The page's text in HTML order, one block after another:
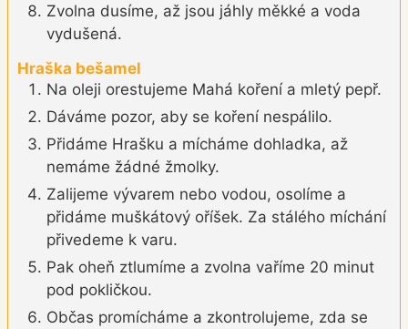
Zvolna dusíme, až jsou jáhly měkké a voda
vydušená.
Hraška bešamel
Na oleji orestujeme Mahá koření a mletý pepř.
Dáváme pozor, aby se koření nespálilo.
Přidáme Hrašku a mícháme dohladka, až
nemáme žádné žmolky.
Zalijeme vývarem nebo vodou, osolíme a
přidáme muškátový oříšek. Za stálého míchání
přivedeme k varu.
Pak oheň ztlumíme a zvolna vaříme 20 minut
pod pokličkou.
Občas promícháme a zkontrolujeme, zda se